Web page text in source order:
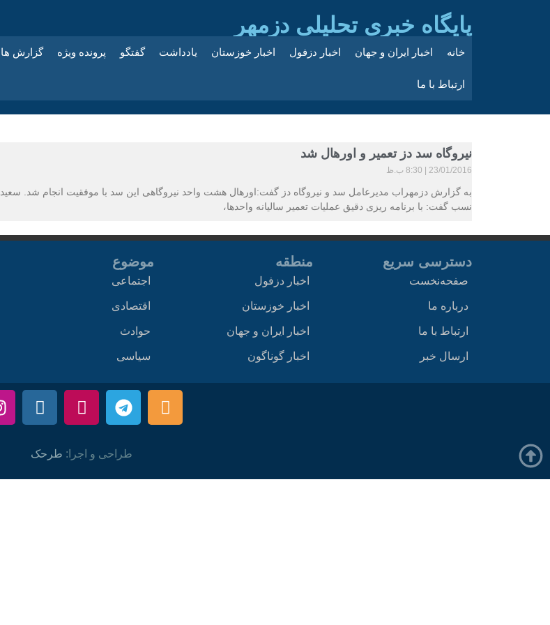
پایگاه خبری تحلیلی دزمهر
خانه اخبار ایران و جهان اخبار دزفول اخبار خوزستان یادداشت گفتگو پرونده ویژه گزارش
ارتباط با ما
نیروگاه سد دز تعمیر و اورهال شد
23/01/2016 8:30 ب.ظ
به گزارش دزمهراب مدیرعامل سد و نیروگاه دز گفت:اورهال هشت واحد نیروگاهی این سد با موفقیت انجام شد.
نسب گفت: با برنامه ریزی دقیق عملیات تعمیر سالیانه واحدها،
دسترسی سریع
صفحه‌نخست
درباره ما
ارتباط با ما
ارسال خبر
منطقه
اخبار دزفول
اخبار خوزستان
اخبار ایران و جهان
اخبار گوناگون
موضوع
اجتماعی
اقتصادی
حوادث
سیاسی
طراحی و اجرا: طرحک